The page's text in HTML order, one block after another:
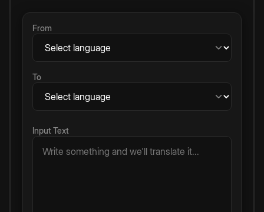
From
To
Input Text